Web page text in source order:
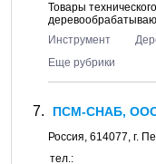
Товары
Инструмент
Еще рубрики
ПСМ-СНАБ,
Россия, 614077, г.
тел.: